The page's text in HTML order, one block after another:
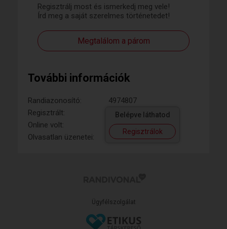
Regisztrálj most és ismerkedj meg vele!
Írd meg a saját szerelmes történetedet!
Megtalálom a párom
További információk
Randiazonosító:
4974807
Regisztrált:
Online volt:
Olvasatlan üzenetei:
Belépve láthatod
Regisztrálok
Ügyfélszolgálat